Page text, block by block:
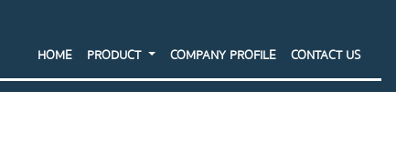
HOME PRODUCT COMPANY PROFILE CONTACT US